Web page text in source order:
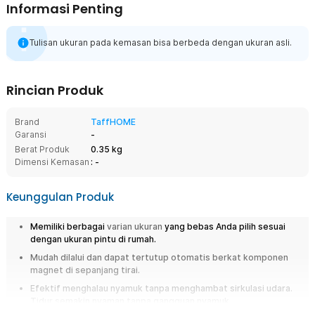
Informasi Penting
Tulisan ukuran pada kemasan bisa berbeda dengan ukuran asli.
Rincian Produk
Brand
TaffHOME
Garansi
-
Berat Produk
0.35 kg
Dimensi Kemasan : -
Keunggulan Produk
Memiliki berbagai varian ukuran yang bebas Anda pilih sesuai
dengan ukuran pintu di rumah.
Mudah dilalui dan dapat tertutup otomatis berkat komponen
magnet di sepanjang tirai.
Efektif menghalau nyamuk tanpa menghambat sirkulasi udara.